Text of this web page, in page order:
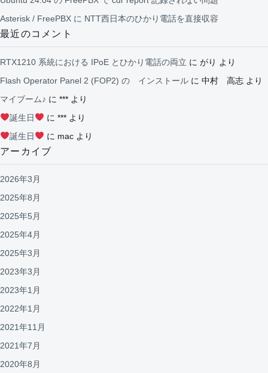
Asterisk / FreePBX に NTT西日本のひかり電話を直接収容
最近のコメント
RTX1210 系統における IPoE とひかり電話の両立 に がり より
Flash Operator Panel 2 (FOP2) の インストール に 中村 高志 より
マイブーム♪ に *** より
誕生日
に ***より
誕生日
に macより
アーカイブ
2026年3月
2025年8月
2025年5月
2025年4月
2025年3月
2023年3月
2023年1月
2022年1月
2021年11月
2021年7月
2020年8月